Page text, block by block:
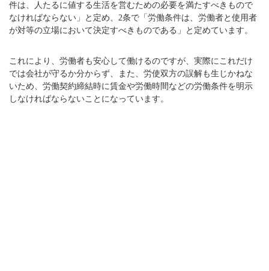
件は、人たるに値する生活を営むための必要を満たすべきもので
なければならない」と定め、2条で「労働条件は、労働者と使用者
が対等の立場において決定すべきものである」と定めています。
これにより、労働者も安心して働けるのですが、実際にこれだけ
では会社が守るか分からず、また、労使双方の誤解も生じかねな
いため、労働契約締結時に賃金や労働時間などの労働条件を明示
しなければならないことになっています。